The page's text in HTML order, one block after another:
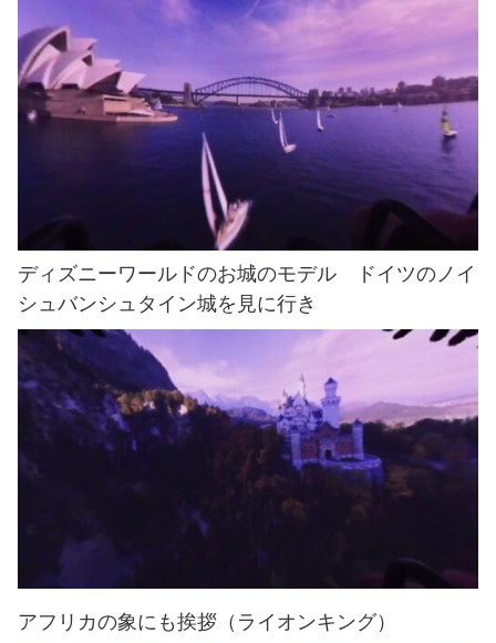
ディズニーワールドのお城のモデル ドイツのノイ
シュバンシュタイン城を見に行き
アフリカの象にも挨拶（ライオンキング）